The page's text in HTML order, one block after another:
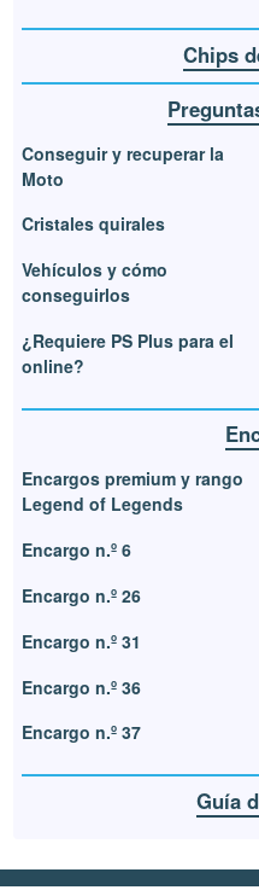
Chips
Conseguir y recuperar la
Moto
Cristales quirales
Vehículos y cómo
conseguirlos
¿Requiere PS Plus para el
online?
Encargos premium y rango
Legend of Legends
Encargo n.º 6
Encargo n.º 26
Encargo n.º 31
Encargo n.º 36
Encargo n.º 37
Guía